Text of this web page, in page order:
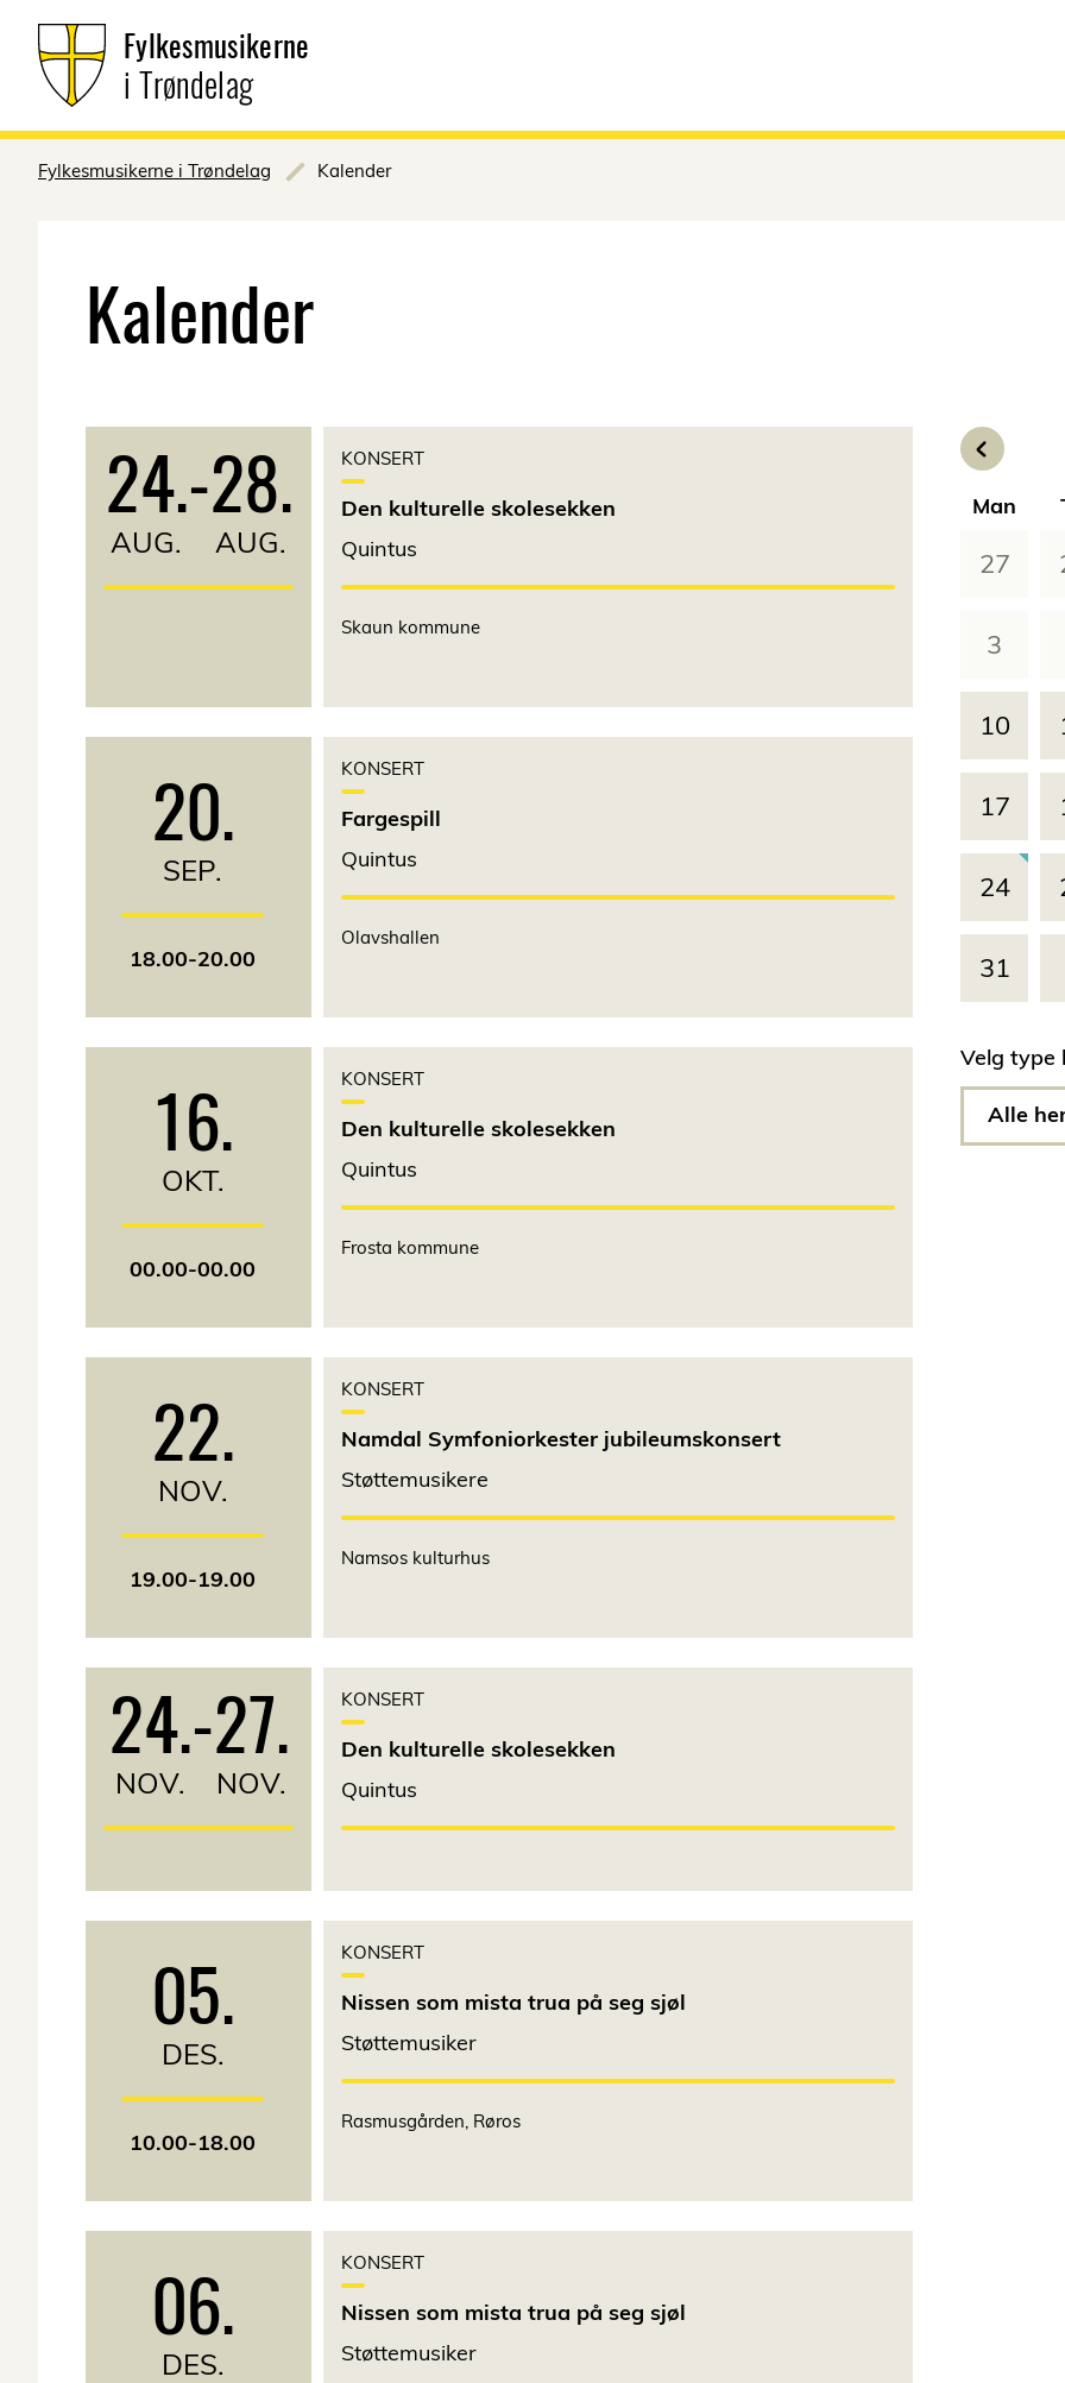
Fylkesmusikerne
i Trøndelag
Fylkesmusikerne i Trøndelag Kalender
Kalender
Man
27
3
10
17
24
31
Velg type
Alle
24.
AUG.
-28.
AUG.
KONSERT
Den kulturelle skolesekken
Quintus
Skaun kommune
20.
SEP.
18.00-20.00
KONSERT
Fargespill
Quintus
Olavshallen
16.
OKT.
00.00-00.00
KONSERT
Den kulturelle skolesekken
Quintus
Frosta kommune
22.
NOV.
19.00-19.00
KONSERT
Namdal Symfoniorkester jubileumskonsert
Støttemusikere
Namsos kulturhus
24.
NOV.
-27.
NOV.
KONSERT
Den kulturelle skolesekken
Quintus
05.
DES.
10.00-18.00
KONSERT
Nissen som mista trua på seg sjøl
Støttemusiker
Rasmusgården, Røros
06.
DES.
KONSERT
Nissen som mista trua på seg sjøl
Støttemusiker